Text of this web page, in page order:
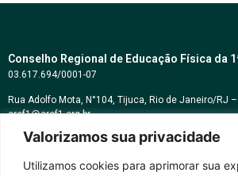
Valorizamos sua privacidade
Utilizamos cookies para aprimorar sua
Conselho Regional de Educação Física da
03.617.694/0001-07
Rua Adolfo Mota, N°104, Tijuca, Rio de Janeiro/RJ
cref1@cref1.org.br
Assessoria de comunicação: